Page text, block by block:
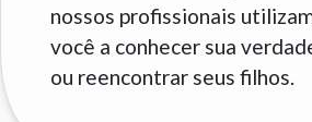
nossos profissionais
você a conhecer sua
ou reencontrar seus filhos.